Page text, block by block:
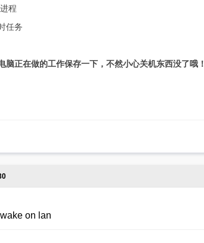
程
任务
脑正在做的工作保存一下，不然小心关机东西没了哦！
on lan